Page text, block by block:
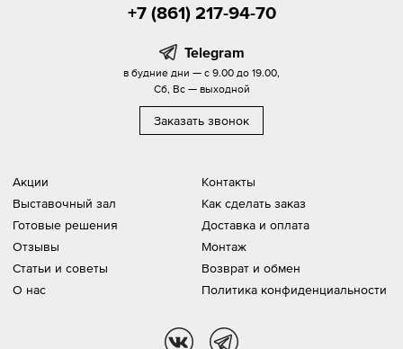
Акции
Выставочный зал
Готовые решения
Отзывы
Статьи и советы
О нас
Контакты
Как сделать заказ
Доставка и оплата
Монтаж
Возврат и обмен
Политика конфиденциальности
+7 (861) 217-94-70
Telegram
в будние дни — с 9.00 до 19.00,
Сб, Вс — выходной
Заказать звонок